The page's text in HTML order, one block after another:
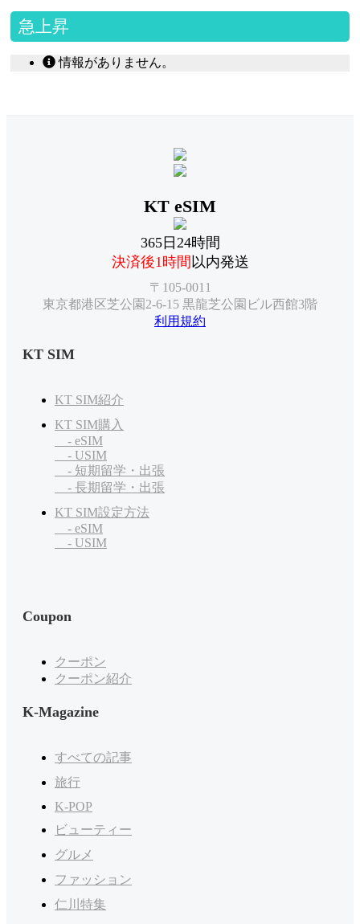
急上昇
情報がありません。
KT eSIM
365日24時間
決済後1時間 以内発送
〒105-0011
東京都港区芝公園2-6-15 黒龍芝公園ビル西館3階
利用規約
KT SIM
KT SIM紹介
KT SIM購入
- eSIM
- USIM
- 短期留学・出張
- 長期留学・出張
KT SIM設定方法
- eSIM
- USIM
Coupon
クーポン
クーポン紹介
K-Magazine
すべての記事
旅行
K-POP
ビューティー
グルメ
ファッション
仁川特集